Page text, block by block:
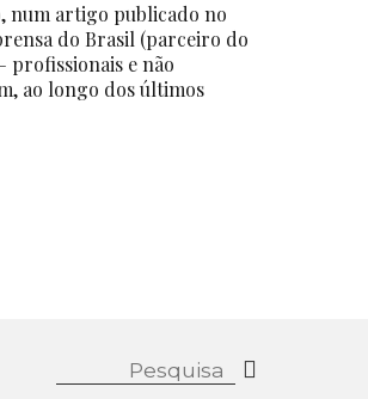
num artigo publicado no
do Brasil (parceiro do
profissionais e não
ao longo dos últimos